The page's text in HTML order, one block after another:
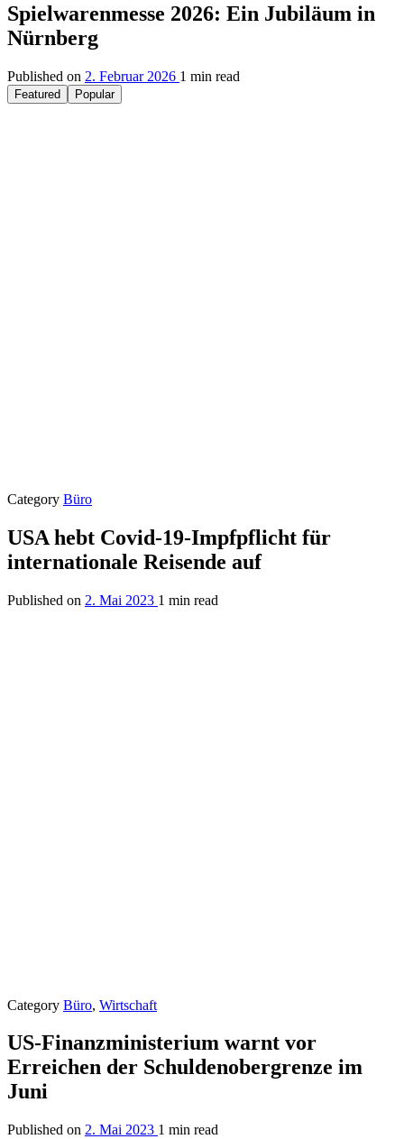
Spielwarenmesse 2026: Ein Jubiläum in
Nürnberg
Published on 2. Februar 2026 1 min read
Featured Popular
Category Büro
USA hebt Covid-19-Impfpflicht für
internationale Reisende auf
Published on 2. Mai 2023 1 min read
Category Büro, Wirtschaft
US-Finanzministerium warnt vor
Erreichen der Schuldenobergrenze im
Juni
Published on 2. Mai 2023 1 min read